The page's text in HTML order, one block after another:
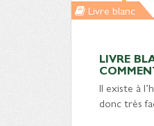
Livre blanc
LIVRE
Il existe à
donc très